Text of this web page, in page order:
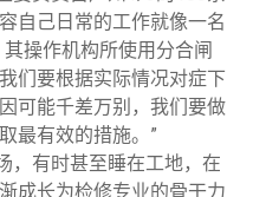
自己日常的工作就像一名
操作机构所使用分合闸
们要根据实际情况对症下
可能千差万别，我们要做
最有效的措施。”
，有时甚至睡在工地，在
成长为检修专业的骨干力